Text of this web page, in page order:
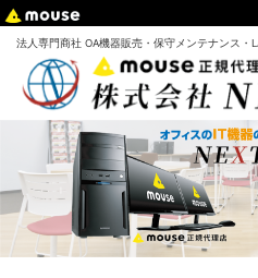
法人専門商社 OA機器販売・保守メンテナンス・